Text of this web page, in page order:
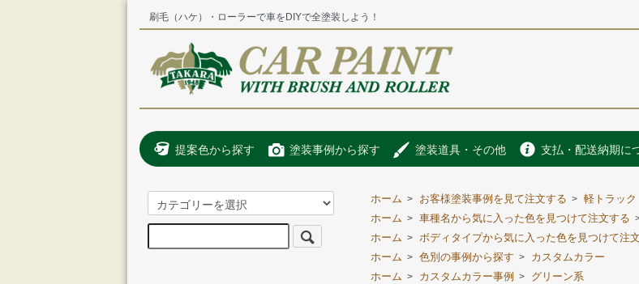
刷毛（ハケ）・ローラーで車をDIYで全塗装しよう！
提案色から探す 塗装事例から探す 塗装道具・その他 支払・配送納期に
ホーム > お客様塗装事例を見て注文する > 軽トラック
ホーム > 車種名から気に入った色を見つけて注文する
ホーム > ボディタイプから気に入った色を見つけて注
ホーム > 色別の事例から探す >
カスタムカラー
ホーム > カスタムカラー事例 >
グリーン系